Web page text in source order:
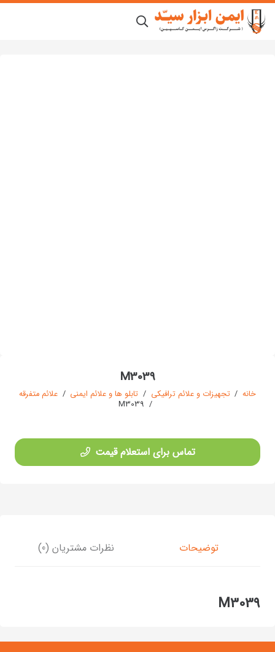
M3039
خانه / تجهیزات و علائم ترافیکی / تابلو ها و علائم ایمنی / علائم متفرقه
/
M3039
تماس برای استعلام قیمت
توضیحات نظرات مشتریان (0)
M3039